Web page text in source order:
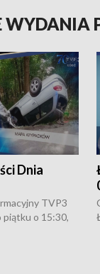
WYDANIA
Dnia
TVP3
piątku o 15:30,